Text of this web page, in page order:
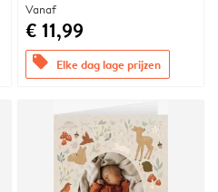
Vanaf
€ 11,99
offers Elke dag lage prijzen